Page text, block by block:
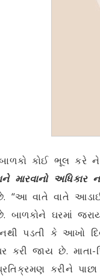
કોઈ ભૂલ કરે
મારવાનો અધિકાર
“આ વાતે વાતે
બાળકોને ઘરમાં
પડતી કે આખો
કરી જાય છે.
કરીને